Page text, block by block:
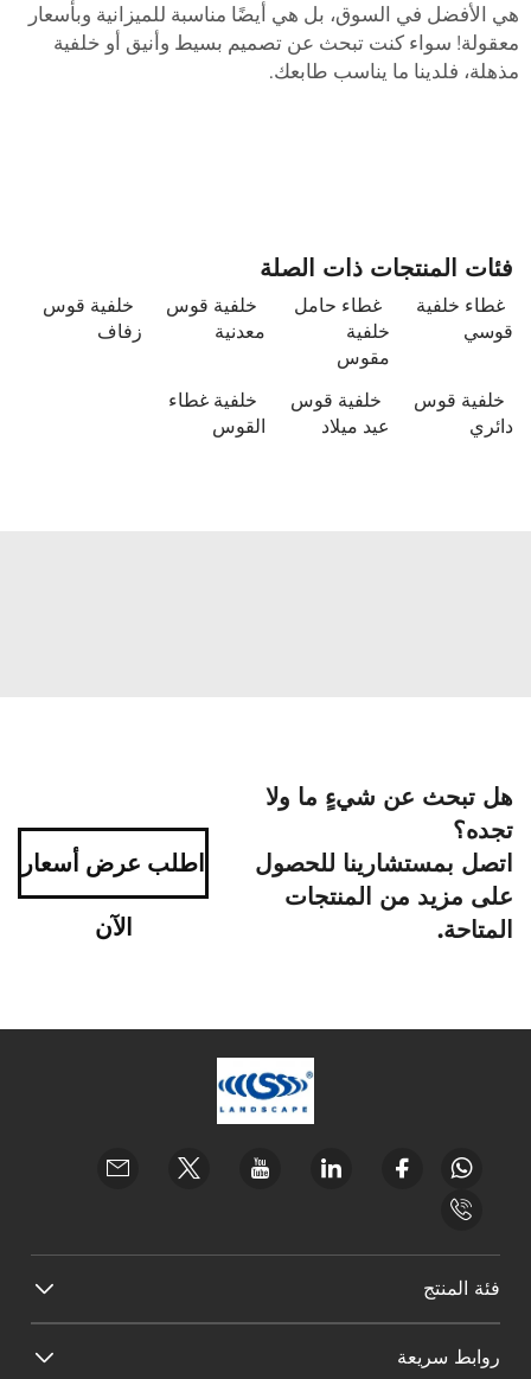
الأفضل في السوق، بل هي أيضًا مناسبة للميزانية وبأسعار
سواء كنت تبحث عن تصميم بسيط وأنيق أو خلفية
فلدينا ما يناسب طابعك.
فئات المنتجات ذات الصلة
غطاء خلفية
قوسي
غطاء حامل
خلفية
مقوس
خلفية قوس
معدنية
خلفية قوس
زفاف
خلفية قوس
دائري
خلفية قوس
عيد ميلاد
خلفية غطاء
القوس
هل تبحث عن شيءٍ ما ولا
تجده؟
اتصل بمستشارينا للحصول
على مزيد من المنتجات
المتاحة.
اطلب عرض أسعار
الآن
فئة المنتج
روابط سريعة